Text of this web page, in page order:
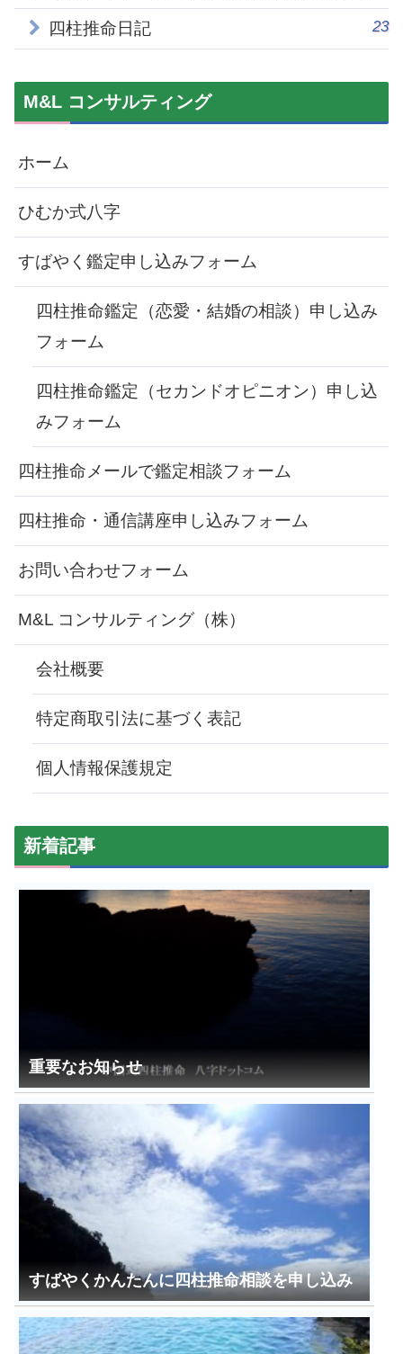
四柱推命日記 23
M&L コンサルティング
ホーム
ひむか式八字
すばやく鑑定申し込みフォーム
四柱推命鑑定（恋愛・結婚の相談）申し込み
フォーム
四柱推命鑑定（セカンドオピニオン）申し込
みフォーム
四柱推命メールで鑑定相談フォーム
四柱推命・通信講座申し込みフォーム
お問い合わせフォーム
M&L コンサルティング（株）
会社概要
特定商取引法に基づく表記
個人情報保護規定
新着記事
重要なお知らせ
すばやくかんたんに四柱推命相談を申し込み